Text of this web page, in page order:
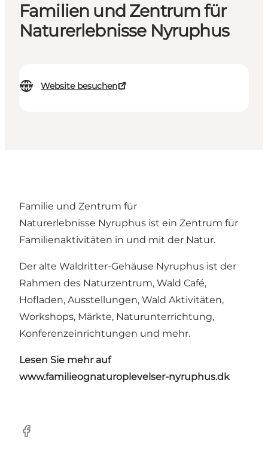
Familien und Zentrum für
Naturerlebnisse Nyruphus
Website besuchen
Familie und Zentrum für
Naturerlebnisse Nyruphus ist ein Zentrum für
Familienaktivitäten in und mit der Natur.
Der alte Waldritter-Gehäuse Nyruphus ist der
Rahmen des Naturzentrum, Wald Café,
Hofladen, Ausstellungen, Wald Aktivitäten,
Workshops, Märkte, Naturunterrichtung,
Konferenzeinrichtungen und mehr.
Lesen Sie mehr auf
www.familieognaturoplevelser-nyruphus.dk
Facebook